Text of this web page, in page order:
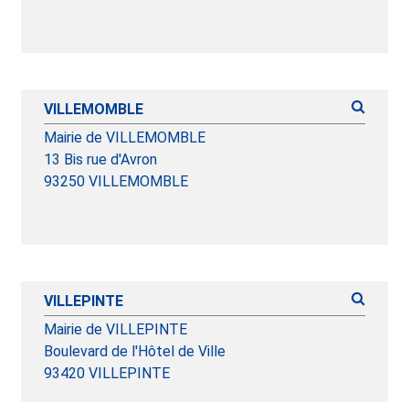
VILLEMOMBLE
Mairie de VILLEMOMBLE
13 Bis rue d'Avron
93250 VILLEMOMBLE
VILLEPINTE
Mairie de VILLEPINTE
Boulevard de l'Hôtel de Ville
93420 VILLEPINTE